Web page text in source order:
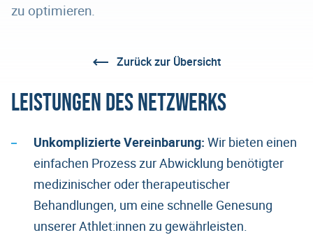
zu optimieren.
Zurück zur Übersicht
Leistungen des Netzwerks
Unkomplizierte Vereinbarung: Wir bieten einen
einfachen Prozess zur Abwicklung benötigter
medizinischer oder therapeutischer
Behandlungen, um eine schnelle Genesung
unserer Athlet:innen zu gewährleisten.